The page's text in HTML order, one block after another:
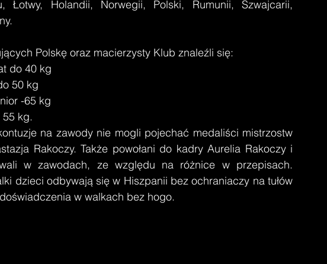
Łotwy, Holandii, Norwegii, Polski, Rumunii, Szwajcarii,
Polskę oraz macierzysty Klub znaleźli się:
do 40 kg
50 kg
-65 kg
55 kg.
Rakoczy. Także powołani do kadry Aurelia Rakoczy i
w zawodach, ze względu na różnice w przepisach.
dzieci odbywają się w Hiszpanii bez ochraniaczy na tułów
w walkach bez hogo.